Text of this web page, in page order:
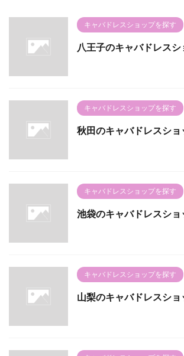
キャバドレスショップを探す
八王子のキャバドレス
キャバドレスショップを探す
秋田のキャバドレスショ
キャバドレスショップを探す
池袋のキャバドレスショ
キャバドレスショップを探す
山梨のキャバドレスショ